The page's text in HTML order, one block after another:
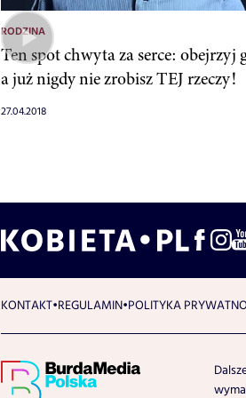
RODZINA
Ten spot chwyta za serce: obejrzyj
a już nigdy nie zrobisz TEJ rzeczy!
27.04.2018
KONTAKT REGULAMIN POLITYKA